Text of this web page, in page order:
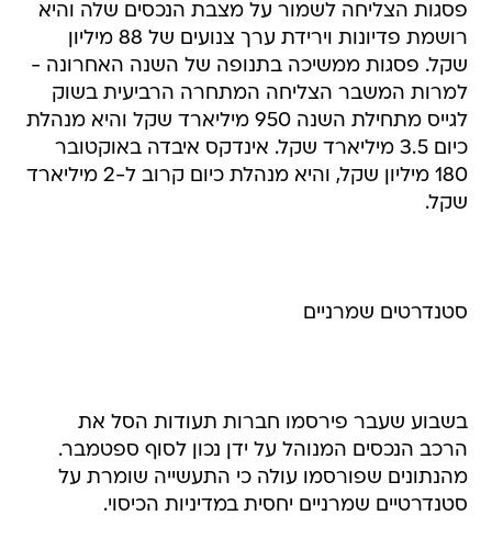
שקל. פסגות ממשיכה בתנופה של השנה האחרונה -
למרות המשבר הצליחה המתחרה הרביעית בשוק
לגייס מתחילת השנה 950 מיליארד שקל והיא מנהלת
כיום 3.5 מיליארד שקל. אינדקס איבדה באוקטובר
180 מיליון שקל, והיא מנהלת כיום קרוב ל-2 מיליארד
שקל.
מהנתונים שפורסמו עולה כי התעשייה שומרת על
סטנדרטיים שמרניים יחסית במדיניות הכיסוי.